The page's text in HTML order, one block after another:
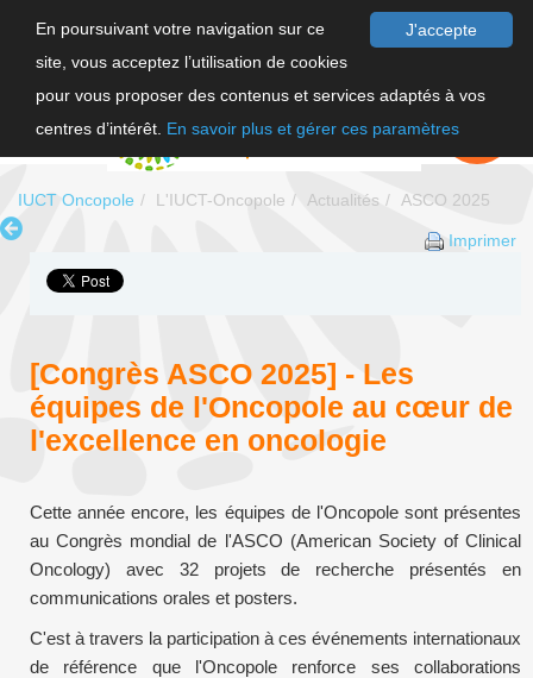
J'accepte
En poursuivant votre navigation sur ce
site, vous acceptez l’utilisation de cookies
pour vous proposer des contenus et services adaptés à vos
centres d’intérêt. En savoir plus et gérer ces paramètres
FAIRE UN
DON
IUCT Oncopole L'IUCT-Oncopole Actualités ASCO 2025
Imprimer
[Congrès ASCO 2025] - Les
équipes de l'Oncopole au cœur de
l'excellence en oncologie
Cette année encore, les équipes de l'Oncopole sont présentes
au Congrès mondial de l'ASCO (American Society of Clinical
Oncology) avec 32 projets de recherche présentés en
communications orales et posters.
C'est à travers la participation à ces événements internationaux
de référence que l'Oncopole renforce ses collaborations